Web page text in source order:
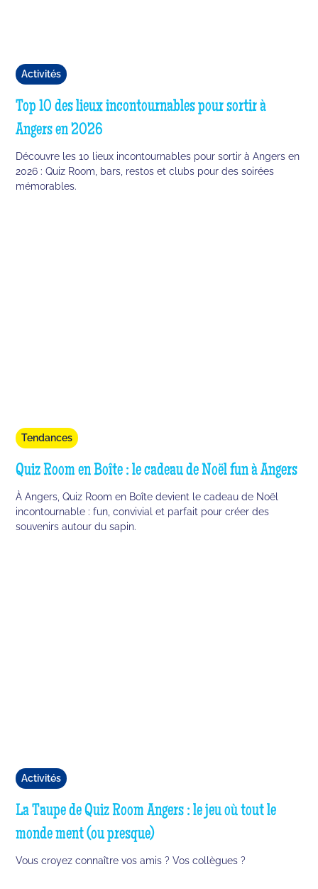
Activités
Top 10 des lieux incontournables pour sortir à
Angers en 2026
Découvre les 10 lieux incontournables pour sortir à Angers en
2026 : Quiz Room, bars, restos et clubs pour des soirées
mémorables.
Tendances
Quiz Room en Boîte : le cadeau de Noël fun à Angers
À Angers, Quiz Room en Boîte devient le cadeau de Noël
incontournable : fun, convivial et parfait pour créer des
souvenirs autour du sapin.
Activités
La Taupe de Quiz Room Angers : le jeu où tout le
monde ment (ou presque)
Vous croyez connaître vos amis ? Vos collègues ?